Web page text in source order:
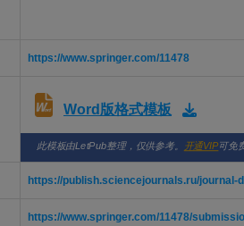
https://www.springer.com/11478
Word版格式模板
此模板由LetPub整理，仅供参考。 开通VIP可免
https://publish.sciencejournals.ru/journal-
https://www.springer.com/11478/